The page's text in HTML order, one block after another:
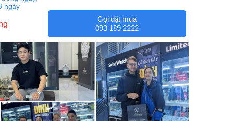
ngày
Gọi đặt mua
093 189 2222